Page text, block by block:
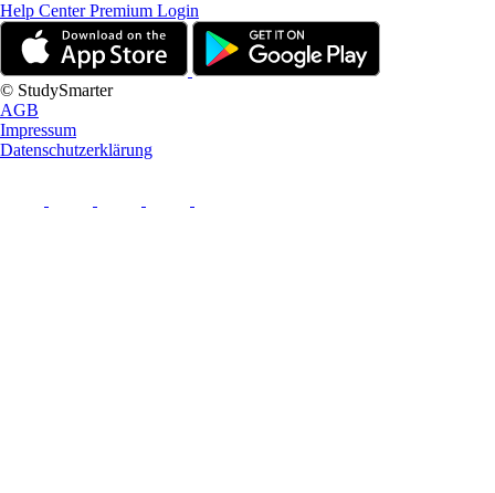
Help CenterPremium Login
© StudySmarter
AGB
Impressum
Datenschutzerklärung